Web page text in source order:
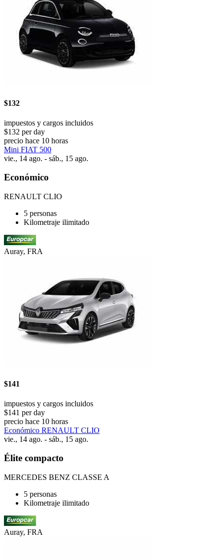
$132
impuestos y cargos incluidos
$132 per day
precio hace 10 horas
Mini FIAT 500
vie., 14 ago. - sáb., 15 ago.
Económico
RENAULT CLIO
5 personas
Kilometraje ilimitado
Auray, FRA
$141
impuestos y cargos incluidos
$141 per day
precio hace 10 horas
Económico RENAULT CLIO
vie., 14 ago. - sáb., 15 ago.
Élite compacto
MERCEDES BENZ CLASSE A
5 personas
Kilometraje ilimitado
Auray, FRA